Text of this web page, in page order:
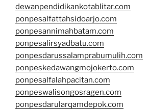
dewanpendidikankotablitar.com
ponpesalfattahsidoarjo.com
ponpesannimahbatam.com
ponpesalirsyadbatu.com
ponpesdarussalamprabumulih.com
ponpeskedawangmojokerto.com
ponpesalfalahpacitan.com
ponpeswalisongosragen.com
ponpesdarularqamdepok.com